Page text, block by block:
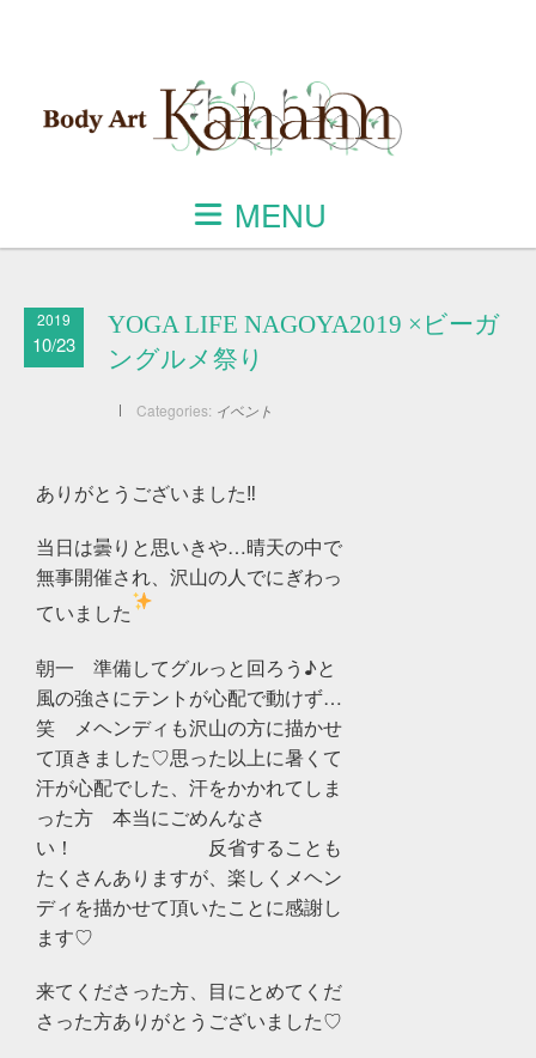
MENU
2019
10/23
YOGA LIFE NAGOYA2019 ×ビーガ
ングルメ祭り
Categories: イベント
ありがとうございました‼︎
当日は曇りと思いきや…晴天の中で
無事開催され、沢山の人でにぎわっ
ていました
朝一 準備してグルっと回ろう♪と
風の強さにテントが心配で動けず…
笑 メヘンディも沢山の方に描かせ
て頂きました♡思った以上に暑くて
汗が心配でした、汗をかかれてしま
った方 本当にごめんなさ
い！ 反省することも
たくさんありますが、楽しくメヘン
ディを描かせて頂いたことに感謝し
ます♡
来てくださった方、目にとめてくだ
さった方ありがとうございました♡